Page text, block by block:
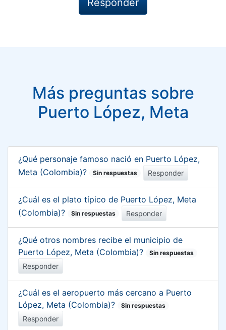
Más preguntas sobre
Puerto López, Meta
¿Qué personaje famoso nació en Puerto López,
Meta (Colombia)?
Sin respuestas Responder
¿Cuál es el plato típico de Puerto López, Meta
(Colombia)?
Sin respuestas Responder
¿Qué otros nombres recibe el municipio de
Puerto López, Meta (Colombia)?
Sin respuestas
Responder
¿Cuál es el aeropuerto más cercano a Puerto
López, Meta (Colombia)?
Sin respuestas
Responder